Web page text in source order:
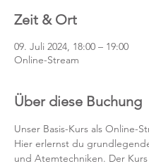
Zeit & Ort
09. Juli 2024, 18:00 – 19:00
Online-Stream
Über diese Buchung
Unser Basis-Kurs als Online-
Hier erlernst du
und Atemtechniken. Der